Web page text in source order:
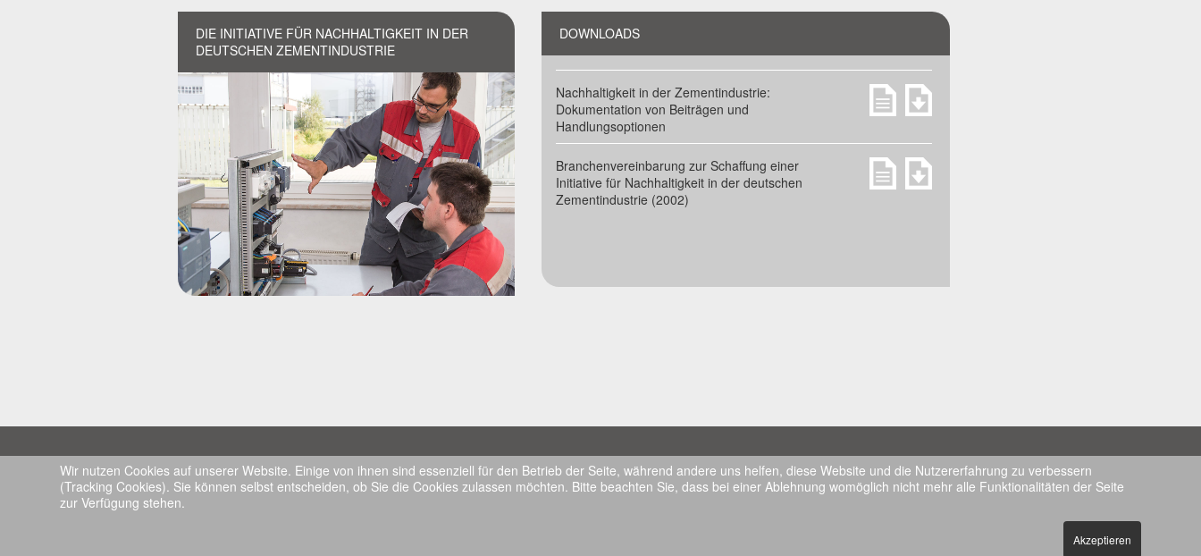
DIE INITIATIVE FÜR NACHHALTIGKEIT IN DER
DEUTSCHEN ZEMENTINDUSTRIE
DOWNLOADS
Nachhaltigkeit in der Zementindustrie:
Dokumentation von Beiträgen und
Handlungsoptionen
Branchenvereinbarung zur Schaffung einer
Initiative für Nachhaltigkeit in der deutschen
Zementindustrie (2002)
Koordination der Initiative für Nachhaltigkeit
in der deutschen Zementindustrie:
Verein Deutscher Zementwerke e.V.
Manuel Mohr
Kochstraße 6-7
Impressum
Datenschutzerklärung
English Abstract
Wir nutzen Cookies auf unserer Website. Einige von ihnen sind essenziell für den Betrieb der Seite, während andere uns helfen, diese Website und die Nutzererfahrung zu verbessern
(Tracking Cookies). Sie können selbst entscheiden, ob Sie die Cookies zulassen möchten. Bitte beachten Sie, dass bei einer Ablehnung womöglich nicht mehr alle Funktionalitäten der Seite
zur Verfügung stehen.
Akzeptieren